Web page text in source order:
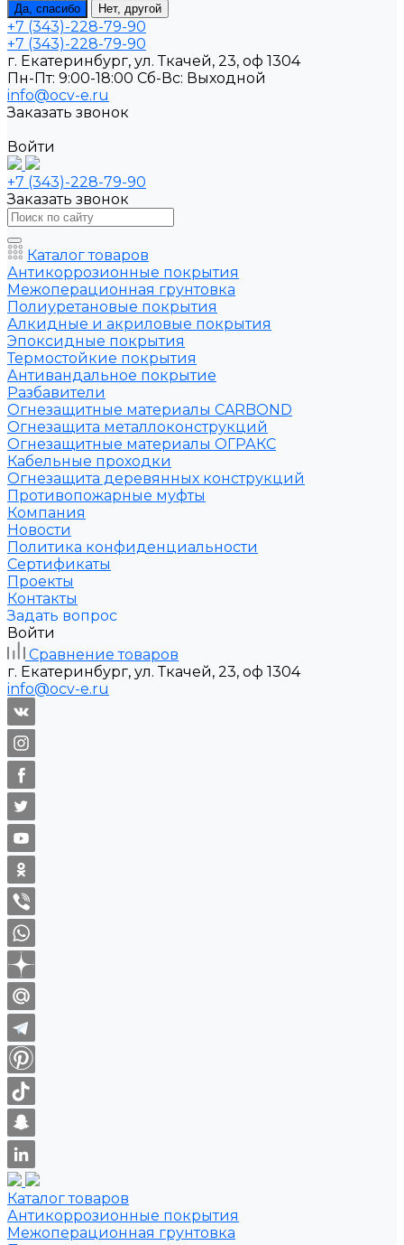
Да, спасибо Нет, другой
+7 (343)-228-79-90
+7 (343)-228-79-90
г. Екатеринбург, ул. Ткачей, 23, оф 1304
Пн-Пт: 9:00-18:00 Cб-Вс: Выходной
info@ocv-e.ru
Заказать звонок
Войти
+7 (343)-228-79-90
Заказать звонок
Каталог товаров
Антикоррозионные покрытия
Межоперационная грунтовка
Полиуретановые покрытия
Алкидные и акриловые покрытия
Эпоксидные покрытия
Термостойкие покрытия
Антивандальное покрытие
Разбавители
Огнезащитные материалы CARBOND
Огнезащита металлоконструкций
Огнезащитные материалы ОГРАКС
Кабельные проходки
Огнезащита деревянных конструкций
Противопожарные муфты
Компания
Новости
Политика конфиденциальности
Сертификаты
Проекты
Контакты
Задать вопрос
Войти
Сравнение товаров
г. Екатеринбург, ул. Ткачей, 23, оф 1304
info@ocv-e.ru
Каталог товаров
Антикоррозионные покрытия
Межоперационная грунтовка